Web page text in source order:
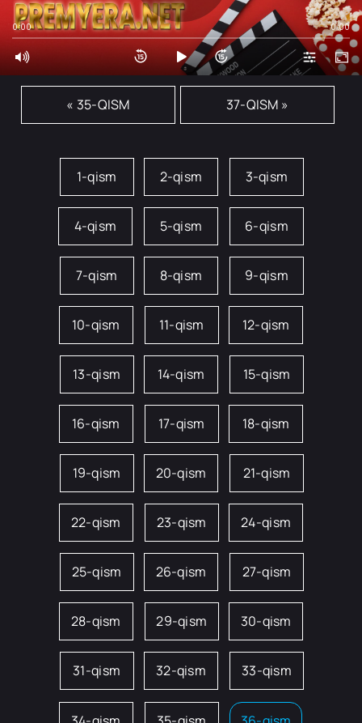
0:00 0:00
« 35-QISM 37-QISM »
1-qism 2-qism 3-qism
4-qism 5-qism 6-qism
7-qism 8-qism 9-qism
10-qism 11-qism 12-qism
13-qism 14-qism 15-qism
16-qism 17-qism 18-qism
19-qism 20-qism 21-qism
22-qism 23-qism 24-qism
25-qism 26-qism 27-qism
28-qism 29-qism 30-qism
31-qism 32-qism 33-qism